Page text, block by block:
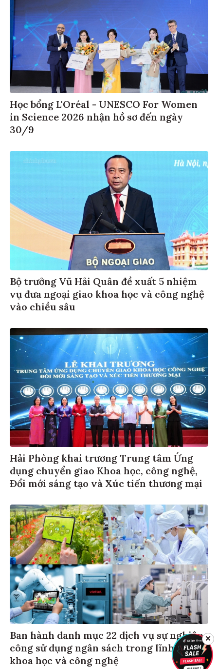
Học bổng L'Oréal - UNESCO For Women
in Science 2026 nhận hồ sơ đến ngày
30/9
Bộ trưởng Vũ Hải Quân đề xuất 5 nhiệm
vụ đưa ngoại giao khoa học và công nghệ
vào chiều sâu
Hải Phòng khai trương Trung tâm Ứng
dụng chuyển giao Khoa học, công nghệ,
Đổi mới sáng tạo và Xúc tiến thương mại
Ban hành danh mục 22 dịch vụ sự nghiệp
công sử dụng ngân sách trong lĩnh vực
khoa học và công nghệ
✕